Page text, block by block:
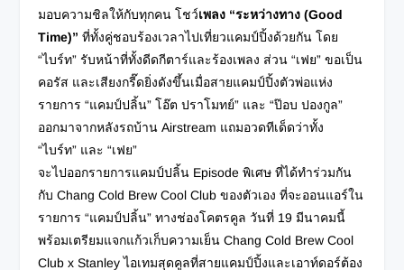
มอบความชิลให้กับทุกคน โชว์เพลง “ระหว่างทาง(Good
Time)” ที่ทั้งคู่ชอบร้องเวลาไปเที่ยวแคมป์ปิ้งด้วยกัน โดย
“ไบร์ท” รับหน้าที่ทั้งดีดกีตาร์และร้องเพลง ส่วน “เฟย” ขอเป็น
คอรัส และเสียงกรี๊ดยิ่งดังขึ้นเมื่อสายแคมป์ปิ้งตัวพ่อแห่ง
รายการ “แคมป์ปลิ้น” โอ๊ต ปราโมทย์” และ “ป๊อบ ปองกูล”
ออกมาจากหลังรถบ้าน Airstream แถมอวดทีเด็ดว่าทั้ง
“ไบร์ท” และ “เฟย”
จะไปออกรายการแคมป์ปลิ้น Episode พิเศษ ที่ได้ทำร่วมกัน
กับ Chang Cold Brew Cool Club ของตัวเองที่จะออนแอร์ใน
รายการ “แคมป์ปลิ้น” ทางช่องโคตรคูล วันที่ 19 มีนาคมนี้
พร้อมเตรียมแจกแก้วเก็บความเย็น Chang Cold Brew Cool
Club x Stanley ไอเทมสุดคูลที่สายแคมป์ปิ้งและเอาท์ดอร์ต้อง